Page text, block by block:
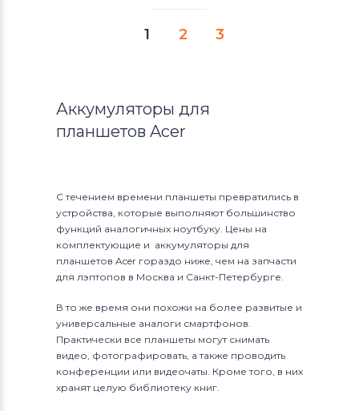
1 2 3
Аккумуляторы для
планшетов Acer
С течением времени планшеты превратились в
устройства, которые выполняют большинство
функций аналогичных ноутбуку. Цены на
комплектующие и аккумуляторы для
планшетов Acer гораздо ниже, чем на запчасти
для лэптопов в Москва и Санкт-Петербурге.
В то же время они похожи на более развитые и
универсальные аналоги смартфонов.
Практически все планшеты могут снимать
видео, фотографировать, а также проводить
конференции или видеочаты. Кроме того, в них
хранят целую библиотеку книг.